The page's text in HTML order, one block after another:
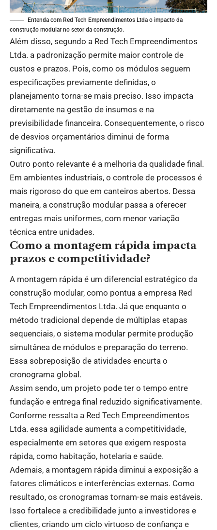
Entenda com Red Tech Empreendimentos Ltda o impacto da
construção modular no setor da construção.
Além disso, segundo a Red Tech Empreendimentos
Ltda. a padronização permite maior controle de
custos e prazos. Pois, como os módulos seguem
especificações previamente definidas, o
planejamento torna-se mais preciso. Isso impacta
diretamente na gestão de insumos e na
previsibilidade financeira. Consequentemente, o risco
de desvios orçamentários diminui de forma
significativa.
Outro ponto relevante é a melhoria da qualidade final.
Em ambientes industriais, o controle de processos é
mais rigoroso do que em canteiros abertos. Dessa
maneira, a construção modular passa a oferecer
entregas mais uniformes, com menor variação
técnica entre unidades.
Como a montagem rápida impacta
prazos e competitividade?
A montagem rápida é um diferencial estratégico da
construção modular, como pontua a empresa Red
Tech Empreendimentos Ltda. Já que enquanto o
método tradicional depende de múltiplas etapas
sequenciais, o sistema modular permite produção
simultânea de módulos e preparação do terreno.
Essa sobreposição de atividades encurta o
cronograma global.
Assim sendo, um projeto pode ter o tempo entre
fundação e entrega final reduzido significativamente.
Conforme ressalta a Red Tech Empreendimentos
Ltda. essa agilidade aumenta a competitividade,
especialmente em setores que exigem resposta
rápida, como habitação, hotelaria e saúde.
Ademais, a montagem rápida diminui a exposição a
fatores climáticos e interferências externas. Como
resultado, os cronogramas tornam-se mais estáveis.
Isso fortalece a credibilidade junto a investidores e
clientes, criando um ciclo virtuoso de confiança e